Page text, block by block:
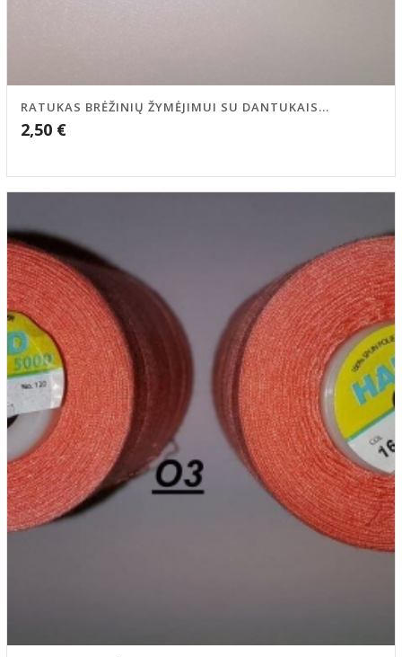
RATUKAS BRĖŽINIŲ ŽYMĖJIMUI SU DANTUKAIS...
2,50 €